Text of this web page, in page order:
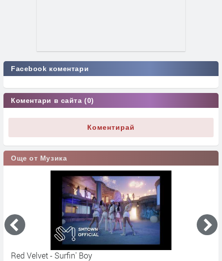
Facebook коментари
Коментари в сайта (0)
Коментирай
Още от Музика
Red Velvet - Surfin' Boy